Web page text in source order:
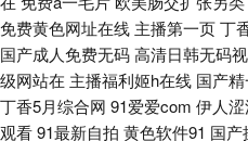
移在线观看 黄色男女 欧美轮理 性交
导航 三级片入口 在线国产超碰9 99
免费黄色网址在线 主播第一页丁
国产成人免费无码高清日韩无码
级网站在 主播福利姬h在线 国产
丁香5月综合网 91爱爱com 伊人
观看91最新自拍 黄色软件91 国产